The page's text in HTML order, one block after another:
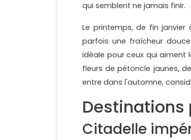
qui semblent ne jamais finir.
Le printemps, de fin
parfois une fraîcheur
idéale pour ceux qui aiment
fleurs de pétoncle jaunes,
entre dans l'automne,
Destinations
Citadelle